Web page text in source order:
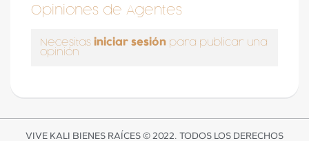
Opiniones de Agentes
Necesitas iniciar sesión para publicar una
opinión
VIVE KALI BIENES RAÍCES © 2022. TODOS LOS DERECHOS